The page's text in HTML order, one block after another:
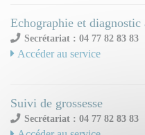
Echographie et diagnostic
Secrétariat : 04 77 82 83 83
Accéder au service
Suivi de grossesse
Secrétariat : 04 77 82 83 83